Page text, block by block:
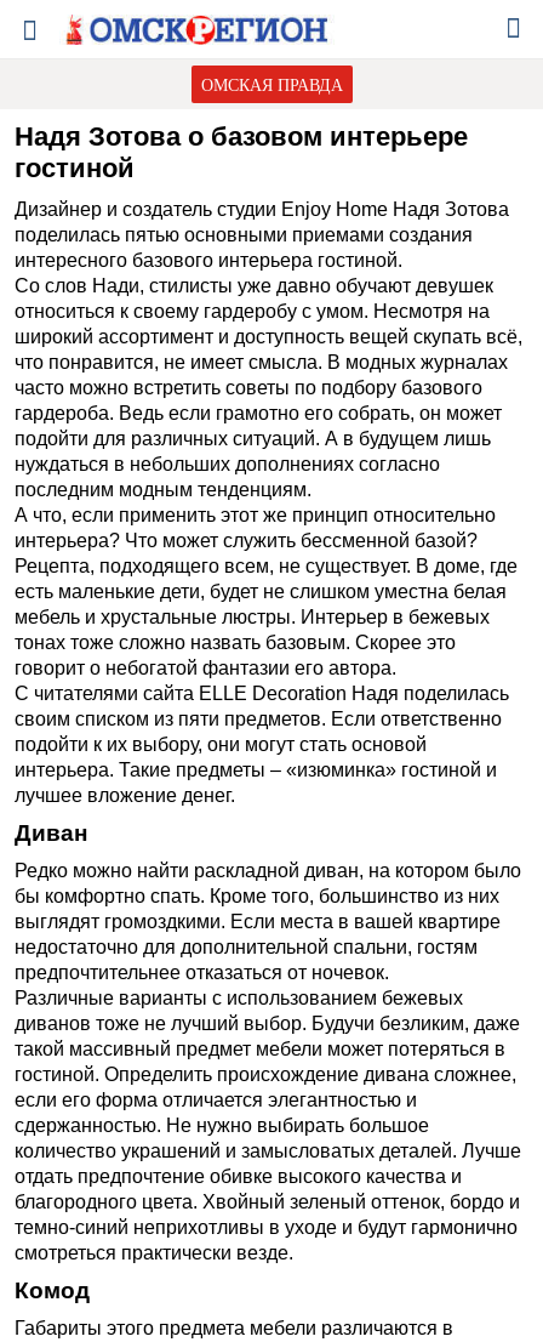
ОМСКАЯ ПРАВДА
Надя Зотова о базовом интерьере
гостиной
Дизайнер и создатель студии Enjoy Home Надя Зотова
поделилась пятью основными приемами создания
интересного базового интерьера гостиной.
Со слов Нади, стилисты уже давно обучают девушек
относиться к своему гардеробу с умом. Несмотря на
широкий ассортимент и доступность вещей скупать всё,
что понравится, не имеет смысла. В модных журналах
часто можно встретить советы по подбору базового
гардероба. Ведь если грамотно его собрать, он может
подойти для различных ситуаций. А в будущем лишь
нуждаться в небольших дополнениях согласно
последним модным тенденциям.
А что, если применить этот же принцип относительно
интерьера? Что может служить бессменной базой?
Рецепта, подходящего всем, не существует. В доме, где
есть маленькие дети, будет не слишком уместна белая
мебель и хрустальные люстры. Интерьер в бежевых
тонах тоже сложно назвать базовым. Скорее это
говорит о небогатой фантазии его автора.
С читателями сайта ELLЕ Decorаtiоn Надя поделилась
своим списком из пяти предметов. Если ответственно
подойти к их выбору, они могут стать основой
интерьера. Такие предметы – «изюминка» гостиной и
лучшее вложение денег.
Диван
Редко можно найти раскладной диван, на котором было
бы комфортно спать. Кроме того, большинство из них
выглядят громоздкими. Если места в вашей квартире
недостаточно для дополнительной спальни, гостям
предпочтительнее отказаться от ночевок.
Различные варианты с использованием бежевых
диванов тоже не лучший выбор. Будучи безликим, даже
такой массивный предмет мебели может потеряться в
гостиной. Определить происхождение дивана сложнее,
если его форма отличается элегантностью и
сдержанностью. Не нужно выбирать большое
количество украшений и замысловатых деталей. Лучше
отдать предпочтение обивке высокого качества и
благородного цвета. Хвойный зеленый оттенок, бордо и
темно-синий неприхотливы в уходе и будут гармонично
смотреться практически везде.
Комод
Габариты этого предмета мебели различаются в